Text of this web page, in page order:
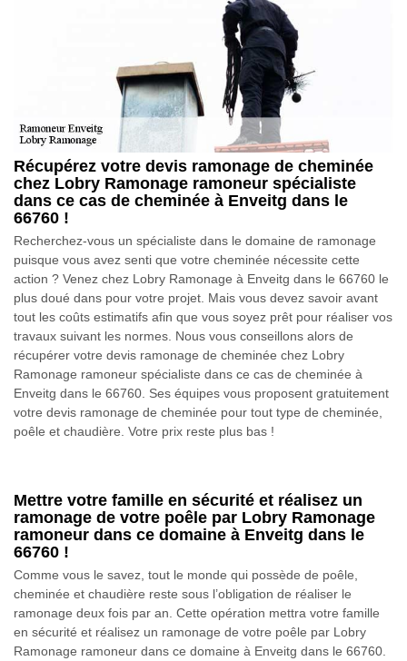
Récupérez votre devis ramonage de cheminée
chez Lobry Ramonage ramoneur spécialiste
dans ce cas de cheminée à Enveitg dans le
66760 !
Recherchez-vous un spécialiste dans le domaine de ramonage
puisque vous avez senti que votre cheminée nécessite cette
action ? Venez chez Lobry Ramonage à Enveitg dans le 66760 le
plus doué dans pour votre projet. Mais vous devez savoir avant
tout les coûts estimatifs afin que vous soyez prêt pour réaliser vos
travaux suivant les normes. Nous vous conseillons alors de
récupérer votre devis ramonage de cheminée chez Lobry
Ramonage ramoneur spécialiste dans ce cas de cheminée à
Enveitg dans le 66760. Ses équipes vous proposent gratuitement
votre devis ramonage de cheminée pour tout type de cheminée,
poêle et chaudière. Votre prix reste plus bas !
Mettre votre famille en sécurité et réalisez un
ramonage de votre poêle par Lobry Ramonage
ramoneur dans ce domaine à Enveitg dans le
66760 !
Comme vous le savez, tout le monde qui possède de poêle,
cheminée et chaudière reste sous l’obligation de réaliser le
ramonage deux fois par an. Cette opération mettra votre famille
en sécurité et réalisez un ramonage de votre poêle par Lobry
Ramonage ramoneur dans ce domaine à Enveitg dans le 66760.